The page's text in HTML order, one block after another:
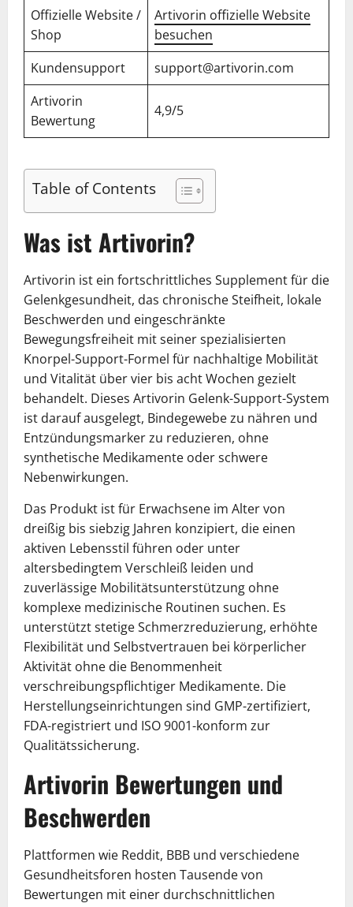
Offizielle Website /
Shop
Artivorin offizielle Website
besuchen
Kundensupport
support@artivorin.com
Artivorin
Bewertung
4,9/5
Table of Contents
Was ist Artivorin?
Artivorin ist ein fortschrittliches Supplement für die
Gelenkgesundheit, das chronische Steifheit, lokale
Beschwerden und eingeschränkte
Bewegungsfreiheit mit seiner spezialisierten
Knorpel-Support-Formel für nachhaltige Mobilität
und Vitalität über vier bis acht Wochen gezielt
behandelt. Dieses Artivorin Gelenk-Support-System
ist darauf ausgelegt, Bindegewebe zu nähren und
Entzündungsmarker zu reduzieren, ohne
synthetische Medikamente oder schwere
Nebenwirkungen.
Das Produkt ist für Erwachsene im Alter von
dreißig bis siebzig Jahren konzipiert, die einen
aktiven Lebensstil führen oder unter
altersbedingtem Verschleiß leiden und
zuverlässige Mobilitätsunterstützung ohne
komplexe medizinische Routinen suchen. Es
unterstützt stetige Schmerzreduzierung, erhöhte
Flexibilität und Selbstvertrauen bei körperlicher
Aktivität ohne die Benommenheit
verschreibungspflichtiger Medikamente. Die
Herstellungseinrichtungen sind GMP-zertifiziert,
FDA-registriert und ISO 9001-konform zur
Qualitätssicherung.
Artivorin Bewertungen und
Beschwerden
Plattformen wie Reddit, BBB und verschiedene
Gesundheitsforen hosten Tausende von
Bewertungen mit einer durchschnittlichen